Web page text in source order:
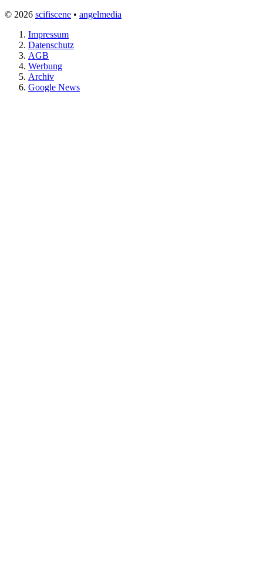
© 2026 scifiscene • angelmedia
Impressum
Datenschutz
AGB
Werbung
Archiv
Google News